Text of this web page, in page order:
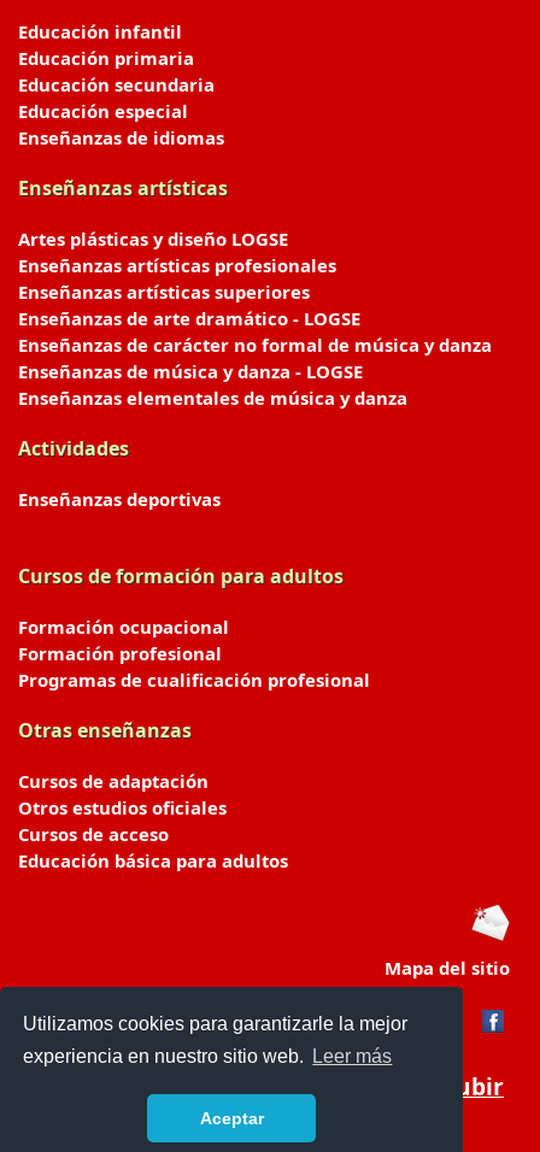
Utilizamos cookies para garantizarle la mejor
experiencia en nuestro sitio web.
Leer más
Aceptar
Educación infantil
Educación primaria
Educación secundaria
Educación especial
Enseñanzas de idiomas
Enseñanzas artísticas
Artes plásticas y diseño LOGSE
Enseñanzas artísticas profesionales
Enseñanzas artísticas superiores
Enseñanzas de arte dramático - LOGSE
Enseñanzas de carácter no formal de música y danza
Enseñanzas de música y danza - LOGSE
Enseñanzas elementales de música y danza
Actividades
Enseñanzas deportivas
Cursos de formación para adultos
Formación ocupacional
Formación profesional
Programas de cualificación profesional
Otras enseñanzas
Cursos de adaptación
Otros estudios oficiales
Cursos de acceso
Educación básica para adultos
Mapa del sitio
Subir